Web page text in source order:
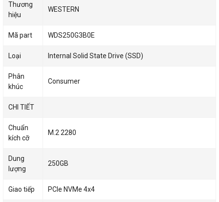
Thương
hiệu
WESTERN
Mã part WDS250G3B0E
Loại Internal Solid State Drive (SSD)
Phân
khúc
Consumer
CHI TIẾT
Chuẩn
kích cỡ
M.2 2280
Dung
lượng
250GB
Giao tiếp PCIe NVMe 4x4